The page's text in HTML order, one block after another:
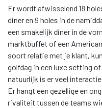
Er wordt afwisselend 18
diner en 9 holes in de
een smakelijk diner in de
marktbuffet of een
soort relatie met je klant,
golfdag in een luxe setting
natuurlijk is er veel
Er hangt een gezellige en
rivaliteit tussen de teams